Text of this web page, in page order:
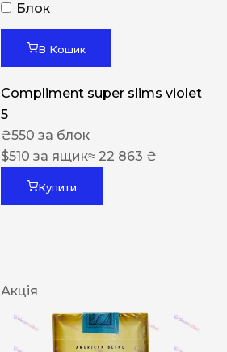
Блок
В Кошик
Compliment super slims violet
5
₴550 за блок
$510 за ящик≈ 22 863 ₴
Купити
Акція